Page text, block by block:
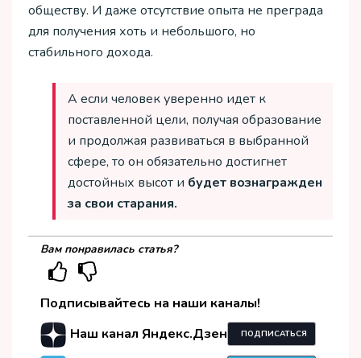
обществу. И даже отсутствие опыта не преграда
для получения хоть и небольшого, но
стабильного дохода.
А если человек уверенно идет к
поставленной цели, получая образование
и продолжая развиваться в выбранной
сфере, то он обязательно достигнет
достойных высот и будет вознагражден
за свои старания.
Вам понравилась статья?
Подписывайтесь на наши каналы!
Наш канал Яндекс.Дзен
ПОДПИСАТЬСЯ